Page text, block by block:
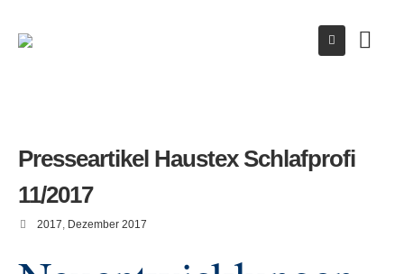
Presseartikel Haustex Schlafprofi
11/2017
2017 Dezember 2017